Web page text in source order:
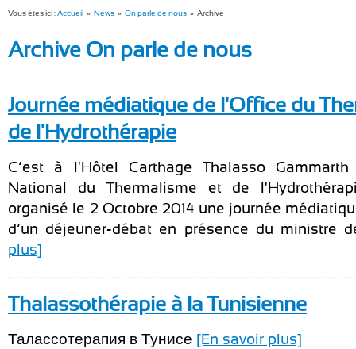
Vous êtes ici :Accueil » News » On parle de nous » Archive
Archive On parle de nous
Journée médiatique de l'Office du
de l'Hydrothérapie
C’est à l'Hôtel Carthage Thalasso
National du Thermalisme et de
organisé le 2 Octobre 2014 une journée
d’un déjeuner-débat en présence du ministre
plus]
Thalassothérapie à la Tunisienne
Талассотерапия в Тунисе [En savoir plus]